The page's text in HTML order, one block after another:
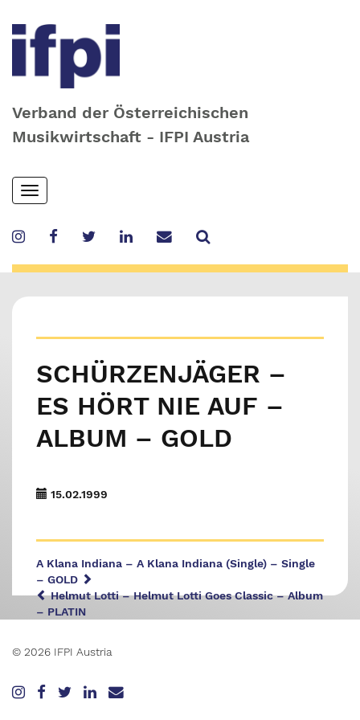
Verband der Österreichischen
Musikwirtschaft - IFPI Austria
Skip
to
content
Toggle
navigation
SCHÜRZENJÄGER –
ES HÖRT NIE AUF –
ALBUM – GOLD
15.02.1999
A Klana Indiana – A Klana Indiana (Single) – Single
– GOLD
Helmut Lotti – Helmut Lotti Goes Classic – Album
– PLATIN
© 2026 IFPI Austria